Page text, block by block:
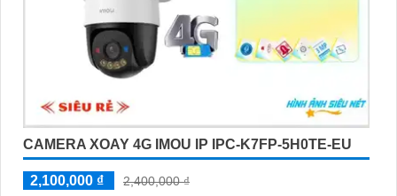
CAMERA XOAY 4G IMOU IP IPC-K7FP-5H0TE-EU
2,100,000 ₫
2,400,000 ₫